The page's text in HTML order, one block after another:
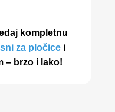
kompletnu
za pločicei
– brzo i lako!